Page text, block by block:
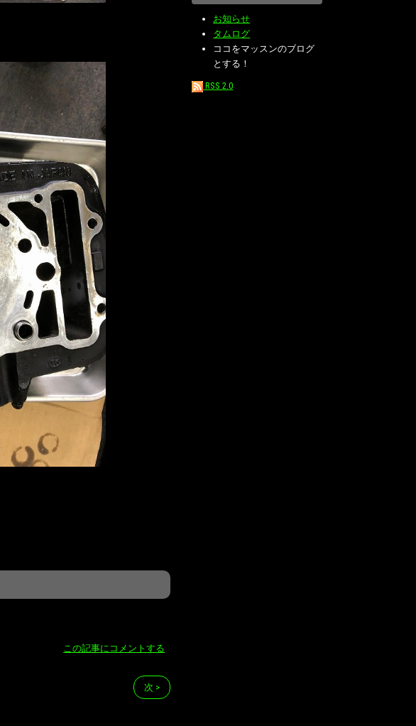
この記事にコメントする
次 >
お知らせ
タムログ
ココをマッスンのブログ
とする！
RSS 2.0